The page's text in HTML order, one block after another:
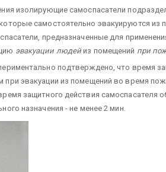
изолирующие самоспасатели
самостоятельно эвакуируются
предназначенные для
эвакуации людей из помещений при
подтверждено, что время
при эвакуации из помещений во время
защитного действия самоспасателя
назначения - не менее 2 мин.